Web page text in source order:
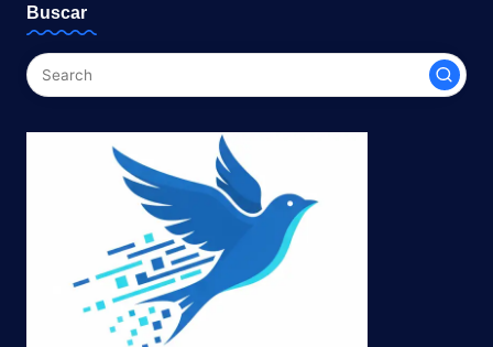
t
e
Buscar